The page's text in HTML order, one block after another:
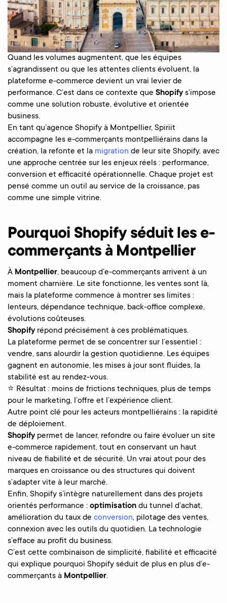
Quand les volumes augmentent, que les équipes
s’agrandissent ou que les attentes clients évoluent, la
plateforme e-commerce devient un vrai levier de
performance. C’est dans ce contexte que Shopify s’impose
comme une solution robuste, évolutive et orientée
business.
En tant qu’agence Shopify à Montpellier, Spiriit
accompagne les e-commerçants montpelliérains dans la
création, la refonte et la migration de leur site Shopify, avec
une approche centrée sur les enjeux réels : performance,
conversion et efficacité opérationnelle. Chaque projet est
pensé comme un outil au service de la croissance, pas
comme une simple vitrine.
Pourquoi Shopify séduit les e-
commerçants à Montpellier
À Montpellier, beaucoup d’e-commerçants arrivent à un
moment charnière. Le site fonctionne, les ventes sont là,
mais la plateforme commence à montrer ses limites :
lenteurs, dépendance technique, back-office complexe,
évolutions coûteuses.
Shopify répond précisément à ces problématiques.
La plateforme permet de se concentrer sur l’essentiel :
vendre, sans alourdir la gestion quotidienne. Les équipes
gagnent en autonomie, les mises à jour sont fluides, la
stabilité est au rendez-vous.
⭐ Résultat : moins de frictions techniques, plus de temps
pour le marketing, l’offre et l’expérience client.
Autre point clé pour les acteurs montpelliérains : la rapidité
de déploiement.
Shopify permet de lancer, refondre ou faire évoluer un site
e-commerce rapidement, tout en conservant un haut
niveau de fiabilité et de sécurité. Un vrai atout pour des
marques en croissance ou des structures qui doivent
s’adapter vite à leur marché.
Enfin, Shopify s’intègre naturellement dans des projets
orientés performance : optimisation du tunnel d’achat,
amélioration du taux de conversion, pilotage des ventes,
connexion avec les outils du quotidien. La technologie
s’efface au profit du business.
C’est cette combinaison de simplicité, fiabilité et efficacité
qui explique pourquoi Shopify séduit de plus en plus d’e-
commerçants à Montpellier.